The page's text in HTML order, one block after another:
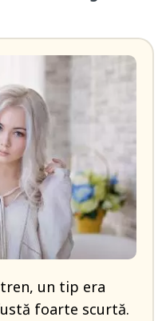
un tip era
foarte scurtă.